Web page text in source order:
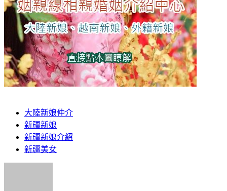
大陸新娘仲介
新疆新娘
新疆新娘介紹
新疆美女